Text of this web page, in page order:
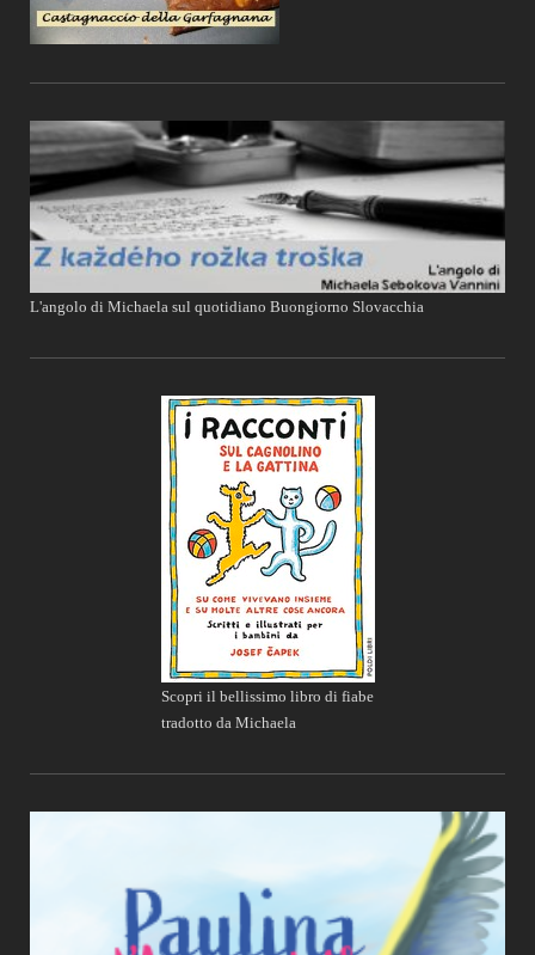
L'angolo di Michaela sul quotidiano Buongiorno Slovacchia
Scopri il bellissimo libro di fiabe
tradotto da Michaela